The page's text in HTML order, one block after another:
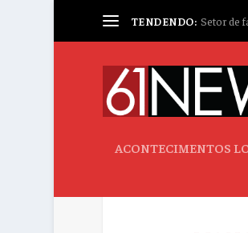
TENDENDO: Setor de
ACONTECIMENTOS